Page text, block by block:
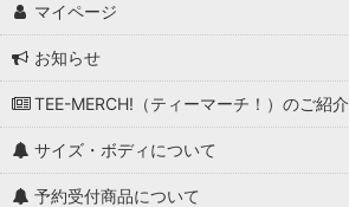
マイページ
お知らせ
TEE-MERCH!（ティーマーチ！）のご紹介
サイズ・ボディについて
予約受付商品について